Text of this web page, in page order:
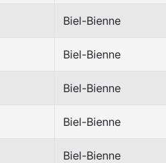
Biel-Bienne
Biel-Bienne
Biel-Bienne
Biel-Bienne
Biel-Bienne